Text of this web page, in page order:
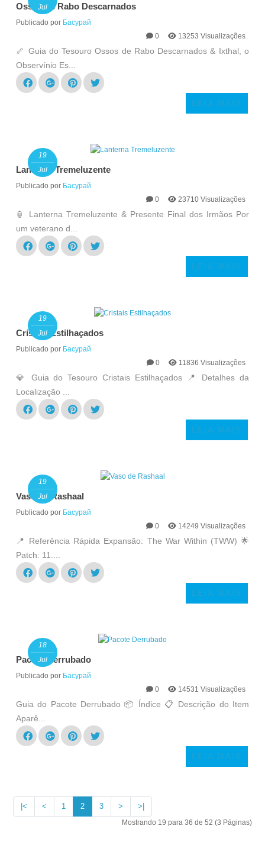
Jul
Ossos de Rabo Descarnados
Publicado por Басурай
0
13253 Visualizações
🦴 Guia do Tesouro Ossos de Rabo Descarnados & Ixthal, o
Observínio Es...
LEIA MAIS
19
Jul
Lanterna Tremeluzente
Publicado por Басурай
0
23710 Visualizações
🏮 Lanterna Tremeluzente & Presente Final dos Irmãos Por
um veterano d...
LEIA MAIS
19
Jul
Cristais Estilhaçados
Publicado por Басурай
0
11836 Visualizações
💎 Guia do Tesouro Cristais Estilhaçados 📍 Detalhes da
Localização ...
LEIA MAIS
19
Jul
Vaso de Rashaal
Publicado por Басурай
0
14249 Visualizações
📍 Referência Rápida Expansão: The War Within (TWW) 🌟
Patch: 11....
LEIA MAIS
18
Jul
Pacote Derrubado
Publicado por Басурай
0
14531 Visualizações
Guia do Pacote Derrubado 📦 Índice 📋 Descrição do Item
Aparê...
LEIA MAIS
|< < 1 2 3 > >|
Mostrando 19 para 36 de 52 (3 Páginas)